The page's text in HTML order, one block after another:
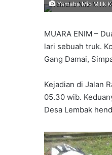
Yamaha Mio Milik
MUARA ENIM –
lari sebuah truk.
Gang Damai,
Kejadian di Jalan
05.30 wib.
Desa Lembak